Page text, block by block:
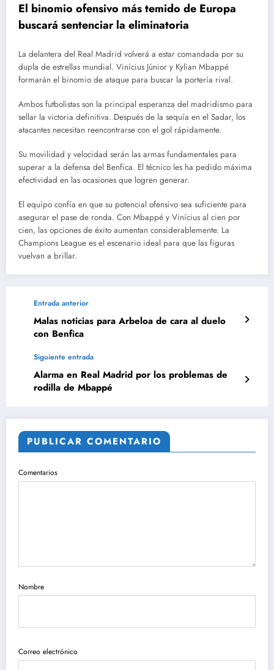
El binomio ofensivo más temido de Europa
buscará sentenciar la eliminatoria
La delantera del Real Madrid volverá a estar comandada por su
dupla de estrellas mundial. Vinícius Júnior y Kylian Mbappé
formarán el binomio de ataque para buscar la portería rival.
Ambos futbolistas son la principal esperanza del madridismo para
sellar la victoria definitiva. Después de la sequía en el Sadar, los
atacantes necesitan reencontrarse con el gol rápidamente.
Su movilidad y velocidad serán las armas fundamentales para
superar a la defensa del Benfica. El técnico les ha pedido máxima
efectividad en las ocasiones que logren generar.
El equipo confía en que su potencial ofensivo sea suficiente para
asegurar el pase de ronda. Con Mbappé y Vinícius al cien por
cien, las opciones de éxito aumentan considerablemente. La
Champions League es el escenario ideal para que las figuras
vuelvan a brillar.
Entrada anterior
Malas noticias para Arbeloa de cara al duelo
con Benfica
Siguiente entrada
Alarma en Real Madrid por los problemas de
rodilla de Mbappé
PUBLICAR COMENTARIO
Comentarios
Nombre
Correo electrónico